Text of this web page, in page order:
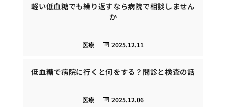
軽い低血糖でも繰り返すなら病院で相談しません
か
2025.12.11
医療
低血糖で病院に行くと何をする？問診と検査の話
2025.12.06
医療